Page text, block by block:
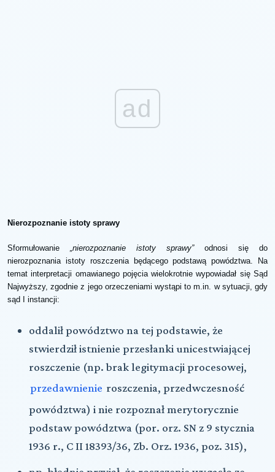
ad
Nierozpoznanie istoty sprawy
Sformułowanie „nierozpoznanie istoty sprawy”odnosi się do
nierozpoznania istoty roszczenia będącego podstawą powództwa. Na
temat interpretacji omawianego pojęcia wielokrotnie wypowiadał się Sąd
Najwyższy, zgodnie z jego orzeczeniami wystąpi to m.in. w sytuacji, gdy
sąd I instancji:
oddalił powództwo na tej podstawie, że
stwierdził istnienie przesłanki unicestwiającej
roszczenie (np. brak legitymacji procesowej,
przedawnienie roszczenia, przedwczesność
powództwa) i nie rozpoznał merytorycznie
podstaw powództwa (por. orz. SN z 9 stycznia
1936 r., C II 18393/36, Zb. Orz. 1936, poz. 315),